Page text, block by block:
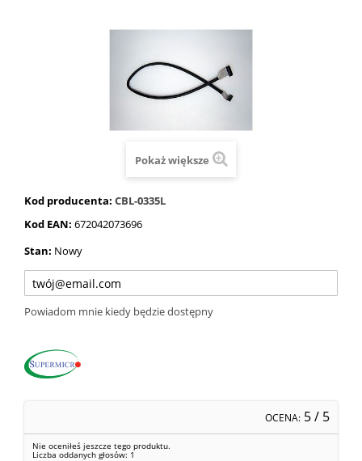
Pokaż większe
Kod producenta: CBL-0335L
Kod EAN: 672042073696
Stan: Nowy
Powiadom mnie kiedy będzie dostępny
OCENA: 5/ 5
Nie oceniłeś jeszcze tego produktu.
Liczba oddanych głosów: 1